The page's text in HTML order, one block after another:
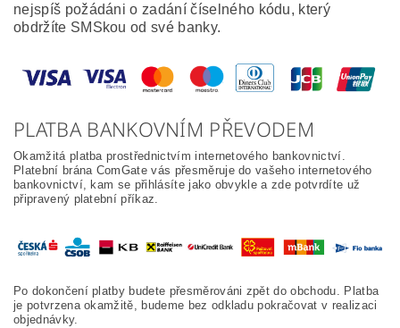
nejspíš požádáni o zadání číselného kódu, který
obdržíte SMSkou od své banky.
PLATBA BANKOVNÍM PŘEVODEM
Okamžitá platba prostřednictvím internetového bankovnictví.
Platební brána ComGate vás přesměruje do vašeho internetového
bankovnictví, kam se přihlásíte jako obvykle a zde potvrdíte už
připravený platební příkaz.
Po dokončení platby budete přesměrováni zpět do obchodu. Platba
je potvrzena okamžitě, budeme bez odkladu pokračovat v realizaci
objednávky.